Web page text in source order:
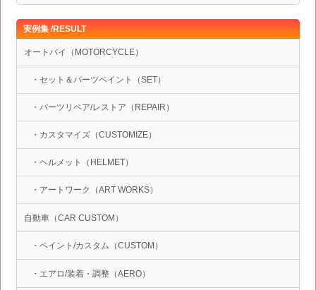
実例集 /RESULT
オートバイ（MOTORCYCLE）
・セット＆パーツペイント（SET）
・パーツリペア/レストア（REPAIR）
・カスタマイズ（CUSTOMIZE）
・ヘルメット（HELMET）
・アートワーク（ART WORKS）
自動車（CAR CUSTOM）
・ペイント/カスタム（CUSTOM）
・エアロ/装着・調整（AERO）